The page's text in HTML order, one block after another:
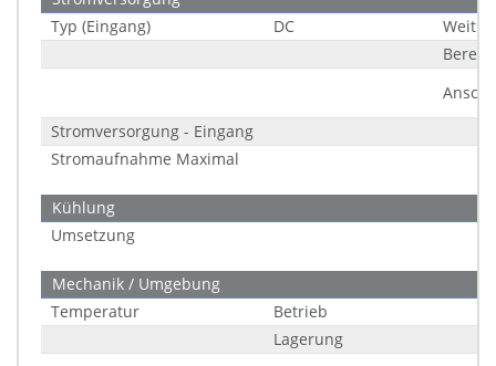
Typ (Eingang)
DC
Stromversorgung - Eingang
Stromaufnahme Maximal
Kühlung
Umsetzung
Mechanik / Umgebung
Temperatur
Betrieb
Lagerung